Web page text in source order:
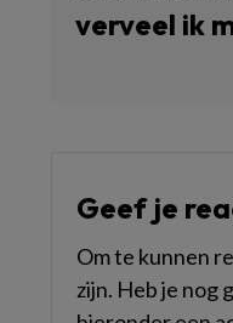
verveel ik
Geef je
Om te kunnen
zijn. Heb je nog